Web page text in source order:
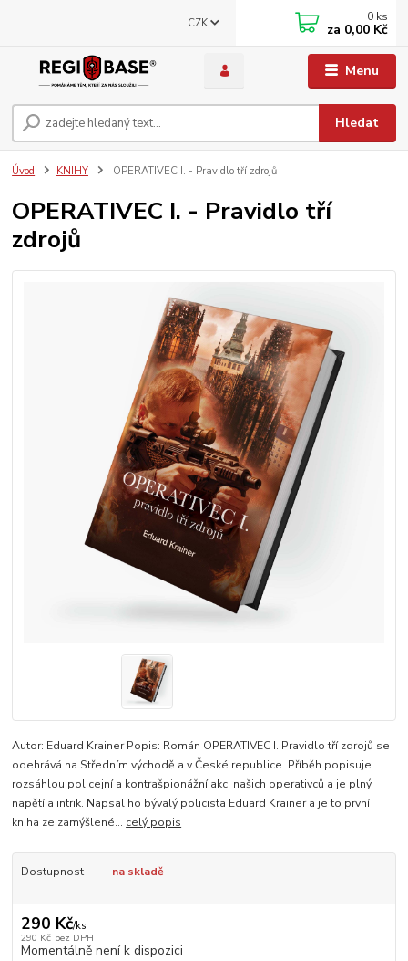
Menu
CZK
Hledat
0 ks
za 0,00 Kč
Úvod KNIHY OPERATIVEC I. - Pravidlo tří zdrojů
OPERATIVEC I. - Pravidlo tří
zdrojů
Autor: Eduard Krainer Popis: Román OPERATIVEC I. Pravidlo tří zdrojů se
odehrává na Středním východě a v České republice. Příběh popisuje
rozsáhlou policejní a kontrašpionážní akci našich operativců a je plný
napětí a intrik. Napsal ho bývalý policista Eduard Krainer a je to první
kniha ze zamýšlené... celý popis
Dostupnost na skladě
290 Kč/ks
290 Kč bez DPH
Momentálně není k dispozici